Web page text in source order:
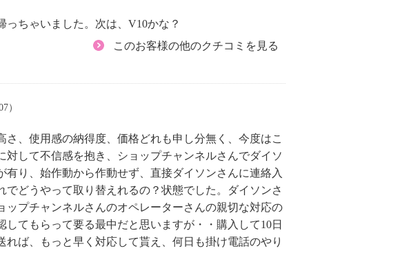
ちゃいました。次は、V10かな？
このお客様の他のクチコミを見る
）
、使用感の納得度、価格どれも申し分無く、今度はこ
して不信感を抱き、ショップチャンネルさんでダイソ
り、始作動から作動せず、直接ダイソンさんに連絡入
どうやって取り替えれるの？状態でした。ダイソンさ
プチャンネルさんのオペレーターさんの親切な対応の
てもらって要る最中だと思いますが・・購入して10日
ば、もっと早く対応して貰え、何日も掛け電話のやり